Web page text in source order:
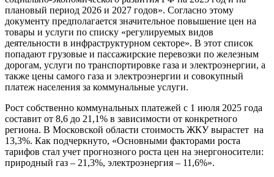
плановый период 2026 и 2027 годов». Согласно этому
документу предполагается значительное повышение цен на
товары и услуги по списку «регулируемых видов
деятельности в инфраструктурном секторе». В этот список
попадают грузовые и пассажирские перевозки по железным
дорогам, услуги по транспортировке газа и электроэнергии, а
также цены самого газа и электроэнергии и совокупный
платеж населения за коммунальные услуги.
Рост собственно коммунальных платежей с 1 июля 2025 года
составит от 8,6 до 21,1% в зависимости от конкретного
региона. В Московской области стоимость ЖКУ вырастет на
13,3%. Как подчеркнуто, «Основными факторами роста
тарифов стал учет прогнозного роста цен на энергоносители:
природный газ – 21,3%, электроэнергия – 11,6%».